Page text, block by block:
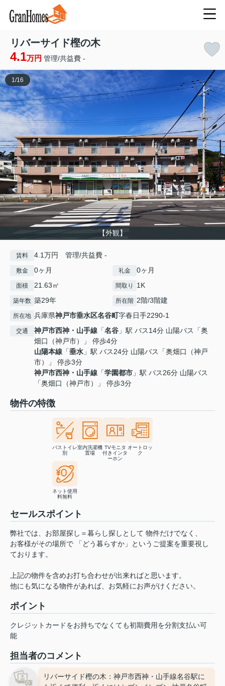
リバーサイド樫の木
4.1万円 管理/共益費 -
【外観】
1 /16
賃料 4.1万円 管理/共益費 -
敷金 0ヶ月 礼金 0ヶ月
面積 21.63㎡ 間取り 1K
築年数 築29年 所在階 2階/3階建
所在地 兵庫県神戸市垂水区名谷町字春日手2290-1
交通 神戸市西神・山手線 「名谷 」駅 バス14分 山陽バス「奥
畑口（神戸市）」 停歩4分
山陽本線 「垂水 」駅 バス24分 山陽バス「奥畑口（神戸
市）」 停歩3分
神戸市西神・山手線 「学園都市 」駅 バス26分 山陽バス
「奥畑口（神戸市）」 停歩3分
物件の特徴
バストイレ
別
室内洗濯機
置場
TVモニタ
付きインタ
ーホン
オートロッ
ク
ネット使用
料無料
セールスポイント
弊社では、お部屋探し＝暮らし探しとして 物件だけでなく、
お客様がその場所で 「どう暮らすか」というご提案を重要視し
ております。
上記の物件を含めお打ち合わせが出来ればと思います。
他にも気になる物件があれば、お気軽にお声がけください。
ポイント
クレジットカードをお持ちでなくても初期費用を分割支払い可
能
担当者のコメント
リバーサイド樫の木：神戸市西神・山手線名谷駅に